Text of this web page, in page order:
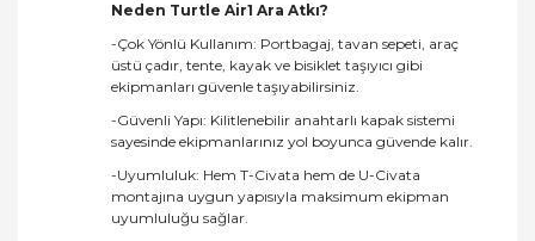
Neden Turtle Air1 Ara Atkı?
-Çok Yönlü Kullanım: Portbagaj, tavan sepeti, araç
üstü çadır, tente, kayak ve bisiklet taşıyıcı gibi
ekipmanları güvenle taşıyabilirsiniz.
-Güvenli Yapı: Kilitlenebilir anahtarlı kapak sistemi
sayesinde ekipmanlarınız yol boyunca güvende kalır.
-Uyumluluk: Hem T-Civata hem de U-Civata
montajına uygun yapısıyla maksimum ekipman
uyumluluğu sağlar.